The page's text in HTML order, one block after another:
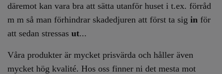
däremot kan vara bra att sätta utanför huset i t.ex. förråd
m m så man förhindrar skadedjuren att först ta sig in för
att sedan stressas ut...
Våra produkter är mycket prisvärda och håller även
mycket hög kvalité. Hos oss finner ni det mesta mot